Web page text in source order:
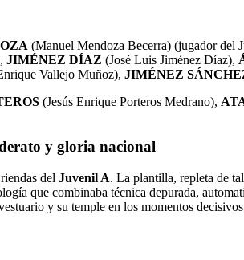
(Manuel Mendoza Becerra) (jugador del
JIMÉNEZ DÍAZ (José Luis Jiménez Díaz),
Vallejo Muñoz), JIMÉNEZ
(Jesús Enrique Porteros Medrano),
y gloria nacional
del Juvenil A. La plantilla, repleta de
que combinaba técnica depurada,
y su temple en los momentos